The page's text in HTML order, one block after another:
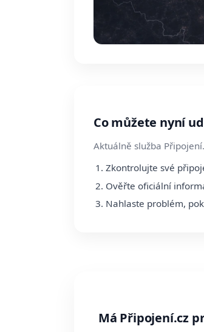
Co můžete nyní
Aktuálně služba
Zkontrolujte své
Ověřte oficiální
Nahlaste problém,
Má Připojení.cz